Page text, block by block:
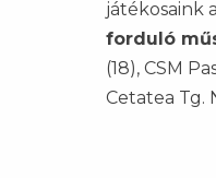
játékosaink
forduló
(18), CSM
Cetatea Tg.